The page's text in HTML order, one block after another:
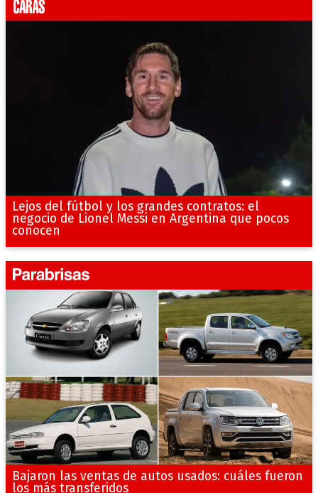
Lejos del fútbol y los grandes contratos: el
negocio de Lionel Messi en Argentina que pocos
conocen
Bajaron las ventas de autos usados: cuáles fueron
los más transferidos